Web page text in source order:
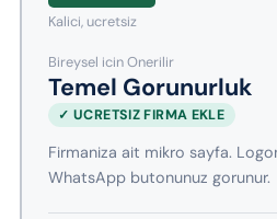
Kalici, ucretsiz
Bireysel icin Onerilir
Temel Gorunurluk
✓ UCRETSIZ FIRMA EKLE
Firmaniza ait mikro sayfa.
WhatsApp butonunuz gorunur.